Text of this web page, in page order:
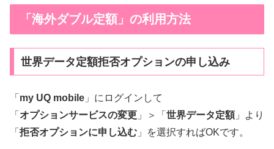
「海外ダブル定額」の利用方法
世界データ定額拒否オプションの申し込み
「 my UQ mobile 」にログインして
「 オプションサービスの変更 」＞「 世界データ定額」より
「 拒否オプションに申し込む 」を選択すればOKです。